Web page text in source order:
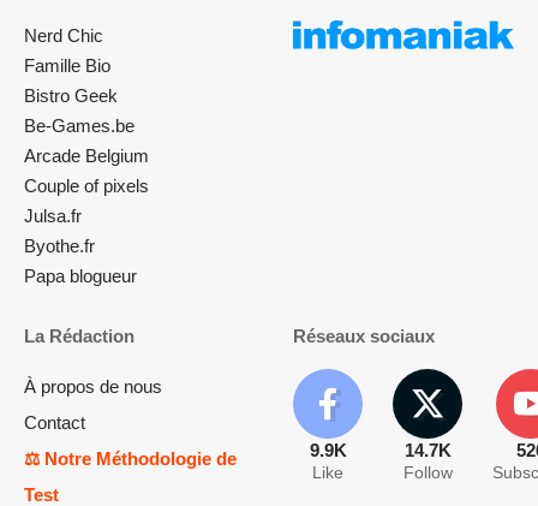
Nerd Chic
Famille Bio
Bistro Geek
Be-Games.be
Arcade Belgium
Couple of pixels
Julsa.fr
Byothe.fr
Papa blogueur
La Rédaction
À propos de nous
Contact
⚖️ Notre Méthodologie de
Test
Réseaux sociaux
9.9K
Like
14.7K
Follow